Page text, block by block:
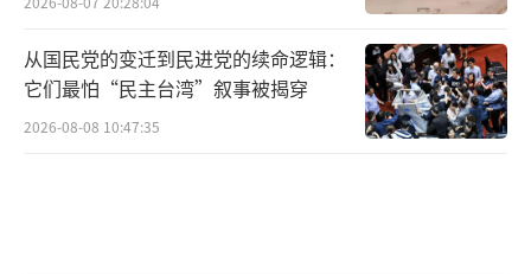
从国民党的变迁到民进党的续命逻辑：
它们最怕“民主台湾”叙事被揭穿
2026-08-08 10:47:35